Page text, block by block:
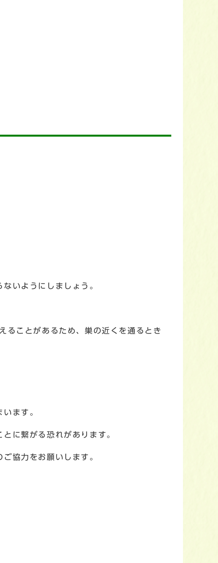
いようにしましょう。
ことがあるため、巣の近くを通るとき
ます。
に繋がる恐れがあります。
協力をお願いします。